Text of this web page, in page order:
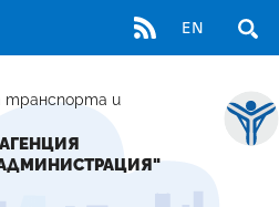
RSS EN
транспорта и